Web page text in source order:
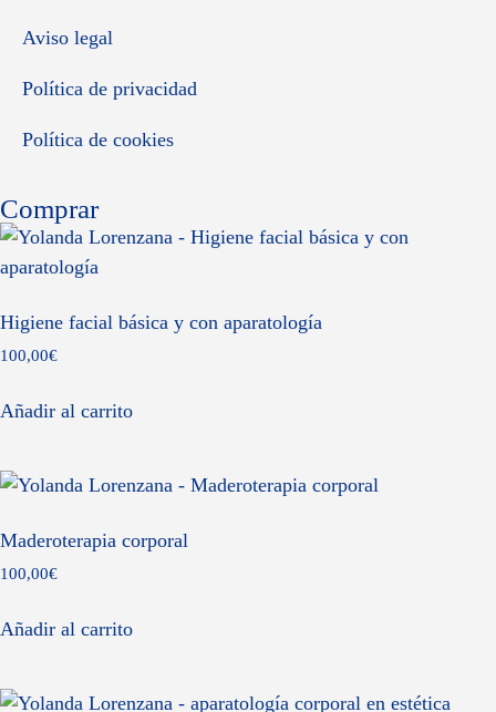
Aviso legal
Política de privacidad
Política de cookies
Comprar
Higiene facial básica y con aparatología
100,00€
Añadir al carrito
Maderoterapia corporal
100,00€
Añadir al carrito